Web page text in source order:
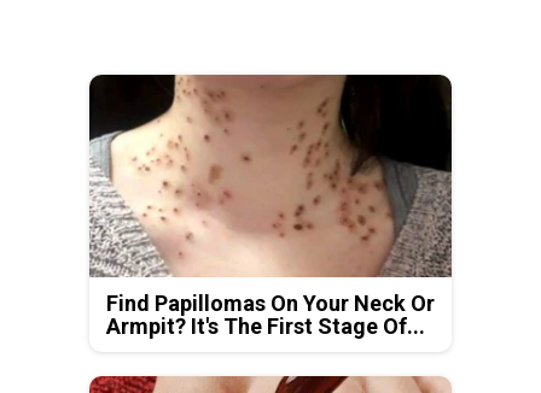
Find Papillomas On Your Neck Or
Armpit? It's The First Stage Of...